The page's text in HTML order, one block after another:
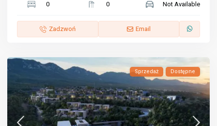
0 0 Not Available
Zadzwoń Email
Sprzedaż Dostępne